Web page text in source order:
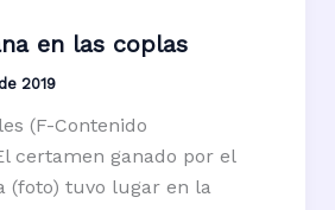
en las coplas
2019
(F-Contenido
certamen ganado por el
(foto) tuvo lugar en la